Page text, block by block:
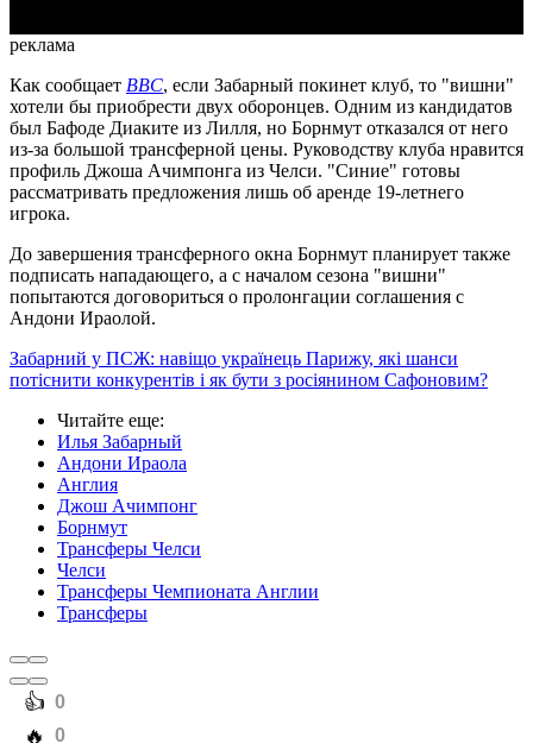
реклама
Как сообщает BBC, если Забарный покинет клуб, то "вишни"
хотели бы приобрести двух оборонцев. Одним из кандидатов
был Бафоде Диаките из Лилля, но Борнмут отказался от него
из-за большой трансферной цены. Руководству клуба нравится
профиль Джоша Ачимпонга из Челси. "Синие" готовы
рассматривать предложения лишь об аренде 19-летнего
игрока.
До завершения трансферного окна Борнмут планирует также
подписать нападающего, а с началом сезона "вишни"
попытаются договориться о пролонгации соглашения с
Андони Ираолой.
Забарний у ПСЖ: навіщо українець Парижу, які шанси
потіснити конкурентів і як бути з росіянином Сафоновим?
Читайте еще:
Илья Забарный
Андони Ираола
Англия
Джош Ачимпонг
Борнмут
Трансферы Челси
Челси
Трансферы Чемпионата Англии
Трансферы
️👍 0
️🔥 0